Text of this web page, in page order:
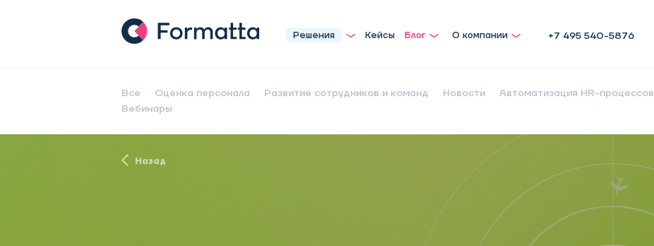
Решения Кейсы Блог О компании +7 495 540-5876
Все Оценка персонала Развитие сотрудников и команд Новости Автоматизация HR-процессов
Вебинары
Назад